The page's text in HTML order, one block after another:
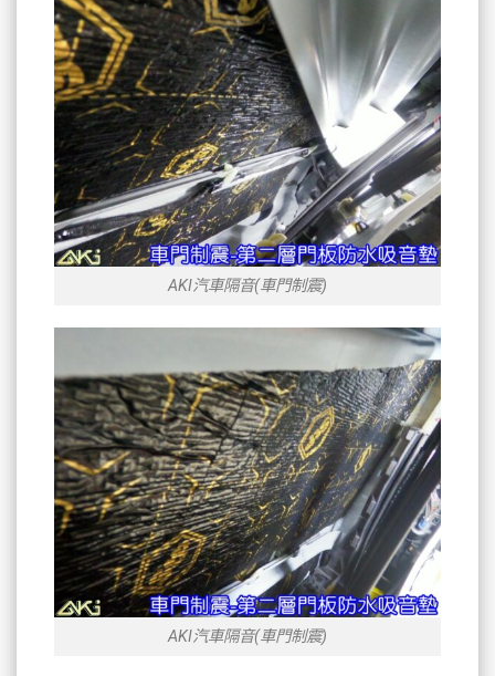
AKI汽車隔音(車門制震)
AKI汽車隔音(車門制震)